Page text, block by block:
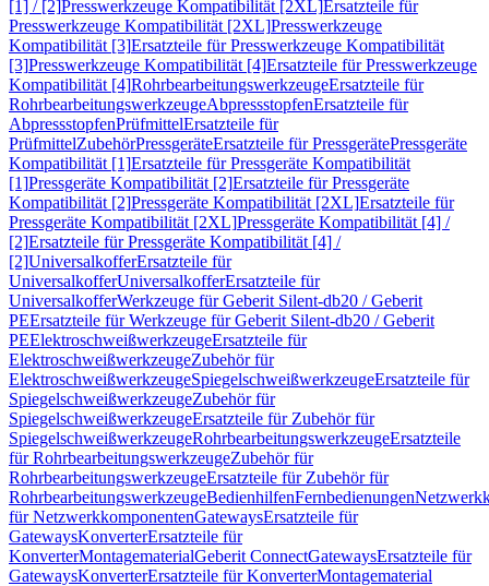
[1] / [2]Presswerkzeuge Kompatibilität [2XL]Ersatzteile für
Presswerkzeuge Kompatibilität [2XL]Presswerkzeuge
Kompatibilität [3]Ersatzteile für Presswerkzeuge Kompatibilität
[3]Presswerkzeuge Kompatibilität [4]Ersatzteile für Presswerkzeuge
Kompatibilität [4]RohrbearbeitungswerkzeugeErsatzteile für
RohrbearbeitungswerkzeugeAbpressstopfenErsatzteile für
AbpressstopfenPrüfmittelErsatzteile für
PrüfmittelZubehörPressgeräteErsatzteile für PressgerätePressgeräte
Kompatibilität [1]Ersatzteile für Pressgeräte Kompatibilität
[1]Pressgeräte Kompatibilität [2]Ersatzteile für Pressgeräte
Kompatibilität [2]Pressgeräte Kompatibilität [2XL]Ersatzteile für
Pressgeräte Kompatibilität [2XL]Pressgeräte Kompatibilität [4] /
[2]Ersatzteile für Pressgeräte Kompatibilität [4] /
[2]UniversalkofferErsatzteile für
UniversalkofferUniversalkofferErsatzteile für
UniversalkofferWerkzeuge für Geberit Silent-db20 / Geberit
PEErsatzteile für Werkzeuge für Geberit Silent-db20 / Geberit
PEElektroschweißwerkzeugeErsatzteile für
ElektroschweißwerkzeugeZubehör für
ElektroschweißwerkzeugeSpiegelschweißwerkzeugeErsatzteile für
SpiegelschweißwerkzeugeZubehör für
SpiegelschweißwerkzeugeErsatzteile für Zubehör für
SpiegelschweißwerkzeugeRohrbearbeitungswerkzeugeErsatzteile
für RohrbearbeitungswerkzeugeZubehör für
RohrbearbeitungswerkzeugeErsatzteile für Zubehör für
RohrbearbeitungswerkzeugeBedienhilfenFernbedienungen
für NetzwerkkomponentenGatewaysErsatzteile für
GatewaysKonverterErsatzteile für
KonverterMontagematerialGeberit ConnectGatewaysErsatzteile für
GatewaysKonverterErsatzteile für KonverterMontagematerial